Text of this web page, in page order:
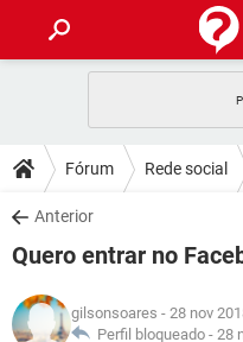
CELULAR
OUTLOOK
INSTAGRAM
GUIA DE COMPRAS
DICAS
JOGOS
INSTAGRAM
DOWNLOADS
JOGOS
CELULAR
OUTLOOK
FÓRUM
JOGOS
GLOSSÁRIO
Fórum Rede social
Anterior
Quero entrar no
gilsonsoares - 28 nov
Perfil bloqueado - 28